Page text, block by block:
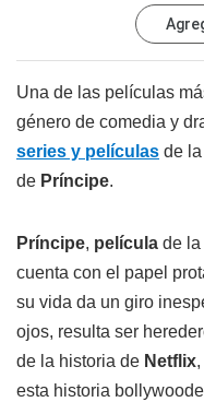
Una de las películas
género de comedia y
series y películas de
de Príncipe.
Príncipe, película de la
cuenta con el papel
su vida da un giro
ojos, resulta ser
de la historia de Netflix
esta historia